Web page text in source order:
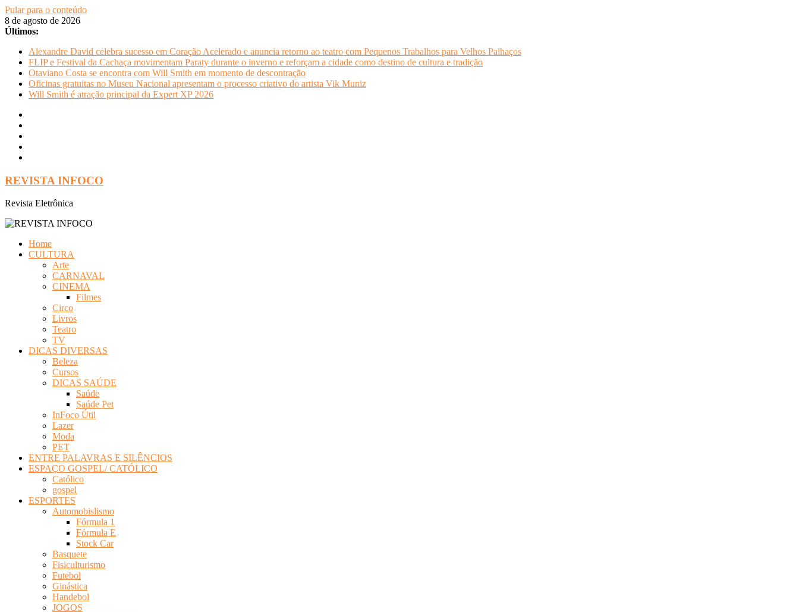
Pular para o conteúdo
8 de agosto de 2026
Últimos:
Alexandre David celebra sucesso em Coração Acelerado e anuncia retorno ao teatro com Pequenos Trabalhos para Velhos Palhaços
FLIP e Festival da Cachaça movimentam Paraty durante o inverno e reforçam a cidade como destino de cultura e tradição
Otaviano Costa se encontra com Will Smith em momento de descontração
Oficinas gratuitas no Museu Nacional apresentam o processo criativo do artista Vik Muniz
Will Smith é atração principal da Expert XP 2026
REVISTA INFOCO
Revista Eletrônica
Home
CULTURA
Arte
CARNAVAL
CINEMA
Filmes
Circo
Livros
Teatro
TV
DICAS DIVERSAS
Beleza
Cursos
DICAS SAÚDE
Saúde
Saúde Pet
InFoco Útil
Lazer
Moda
PET
ENTRE PALAVRAS E SILÊNCIOS
ESPAÇO GOSPEL/ CATÓLICO
Católico
gospel
ESPORTES
Automobislismo
Fórmula 1
Fórmula E
Stock Car
Basquete
Fisiculturismo
Futebol
Ginástica
Handebol
JOGOS